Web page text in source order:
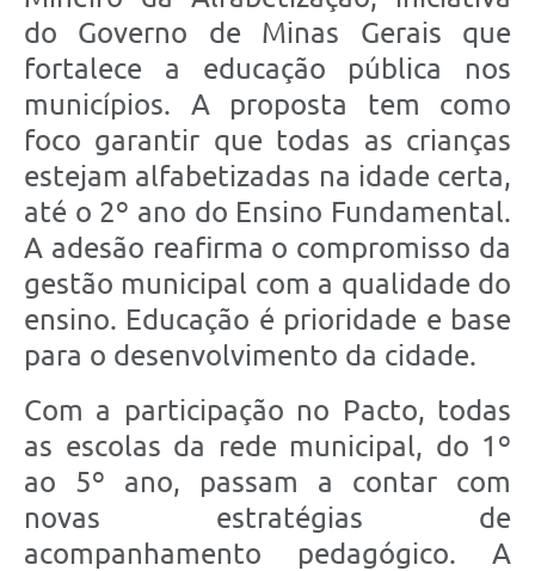
do Governo de Minas Gerais que
fortalece a educação pública nos
municípios. A proposta tem como
foco garantir que todas as crianças
estejam alfabetizadas na idade certa,
até o 2º ano do Ensino Fundamental.
A adesão reafirma o compromisso da
gestão municipal com a qualidade do
ensino. Educação é prioridade e base
para o desenvolvimento da cidade.
Com a participação no Pacto, todas
as escolas da rede municipal, do 1º
ao 5º ano, passam a contar com
novas estratégias de
acompanhamento pedagógico. A